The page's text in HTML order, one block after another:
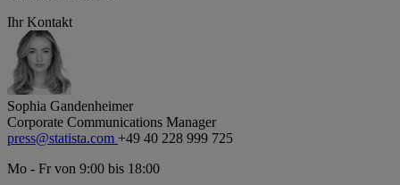
Ihr Kontakt
Sophia Gandenheimer
Corporate Communications Manager
press@statista.com +49 40 228 999 725
Mo - Fr von 9:00 bis 18:00